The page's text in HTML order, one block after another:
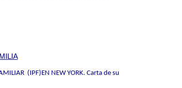
(IPF)EN NEW YORK. Carta de su